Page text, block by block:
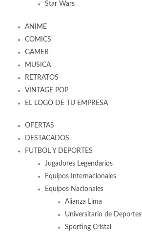
Star Wars
ANIME
COMICS
GAMER
MUSICA
RETRATOS
VINTAGE POP
EL LOGO DE TU EMPRESA
OFERTAS
DESTACADOS
FUTBOL Y DEPORTES
Jugadores Legendarios
Equipos Internacionales
Equipos Nacionales
Alianza Lima
Universitario de Deportes
Sporting Cristal